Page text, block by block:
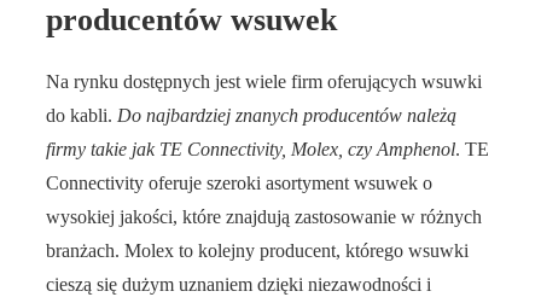
producentów wsuwek
Na rynku dostępnych jest wiele firm oferujących wsuwki
do kabli. Do najbardziej znanych producentów należą
firmy takie jak TE Connectivity, Molex, czy Amphenol. TE
Connectivity oferuje szeroki asortyment wsuwek o
wysokiej jakości, które znajdują zastosowanie w różnych
branżach. Molex to kolejny producent, którego wsuwki
cieszą się dużym uznaniem dzięki niezawodności i